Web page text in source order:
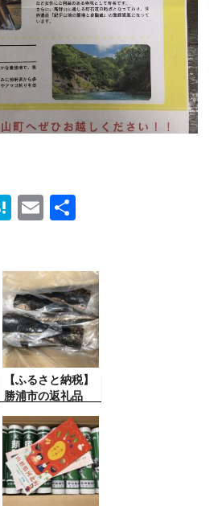
H
n
a
E
【ふるさと納税】
勝浦市の返礼品